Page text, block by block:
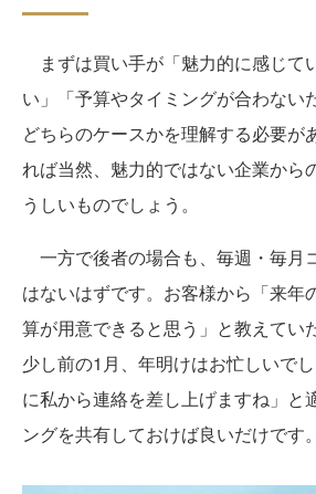
まずは買い手が「魅力的に感じて
い」「予算やタイミングが合わない
どちらのケースかを理解する必要が
れば当然、魅力的ではない企業から
うしいものでしょう。
一方で後者の場合も、毎週・毎月
はないはずです。お客様から「来年
算が用意できると思う」と教えてい
少し前の1月、年明けはお忙しいで
に私から連絡を差し上げますね」と
ングを共有しておけば良いだけです。